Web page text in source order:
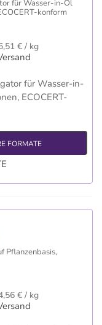
für Wasser-in-Öl
konform
€ / kg
für Wasser-in-
ECOCERT-
FORMATE
Pflanzenbasis,
€ / kg